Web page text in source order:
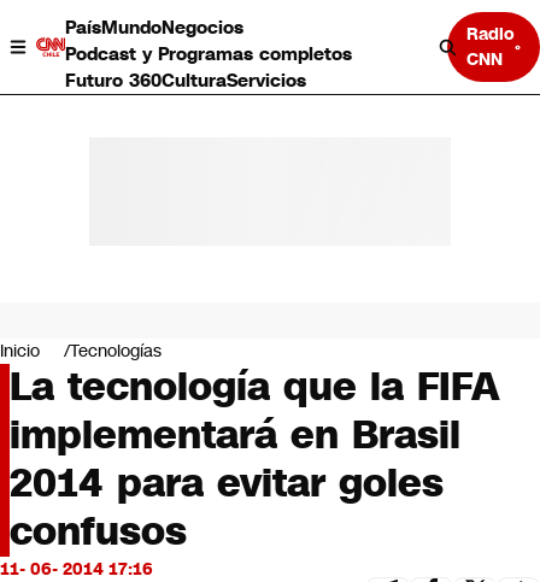
PaísMundoNegocios
Podcast y Programas completos
Futuro 360CulturaServicios
Radio
CNN
Negocios
Deportes
Programas completos
Cultura
Servicios
Bits
CNN tiempo
Futuro 360
Inicio Tecnologías
La tecnología que la FIFA
implementará en Brasil
2014 para evitar goles
confusos
11- 06- 2014 17:16